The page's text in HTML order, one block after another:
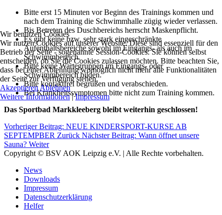
Bitte erst 15 Minuten vor Beginn des Trainings kommen und
nach dem Training die Schwimmhalle zügig wieder verlassen.
Bis Betreten des Duschbereichs herrscht Maskenpflicht.
Es gibt keine bzw. sehr stark eingeschränkte
Aufenthaltsbereiche sowohl im Eingangs- als auch im
Schwimmbereich.
Bitte keine Wartegruppen im Eingangs- oder
Schwimmbereich bilden.
Bitte kontaktfrei begrüßen und verabschieden.
Bei Krankheitssymptomen bitte nicht zum Training kommen.
Das Sportbad Markkleeberg bleibt weiterhin geschlossen!
Vorheriger Beitrag: NEUE KINDERSPORT-KURSE AB
SEPTEMPBER Zurück Nächster Beitrag: Wann öffnet unsere
Sauna? Weiter
Copyright © BSV AOK Leipzig e.V. | Alle Rechte vorbehalten.
News
Downloads
Impressum
Datenschutzerklärung
Helfer
Wir benutzen Cookies
Wir nutzen Cookies auf unserer Website. Diese sind essenziell für den
Betrieb der Seite - sogenannte Session-Cookies. Sie können selbst
entscheiden, ob Sie die Cookies zulassen möchten. Bitte beachten Sie,
dass bei einer Ablehnung womöglich nicht mehr alle Funktionalitäten
der Seite zur Verfügung stehen.
Akzeptieren Ablehnen
Weitere Informationen|Impressum